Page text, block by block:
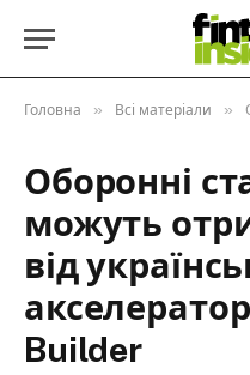
Головна » Всі матеріали »
Оборонні
можуть
від
Builder